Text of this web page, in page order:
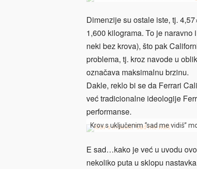
Dimenzije su ostale iste, tj.
1,600 kilograma. To je
neki bez krova), što pak
problema, tj. kroz navode u
označava maksimalnu brzinu.
Dakle, reklo bi se da Ferrari
već tradicionalne ideologije
performanse.
Krov s uključenim “sad me vidiš”
E sad…kako je već u uvodu
nekoliko puta u sklopu